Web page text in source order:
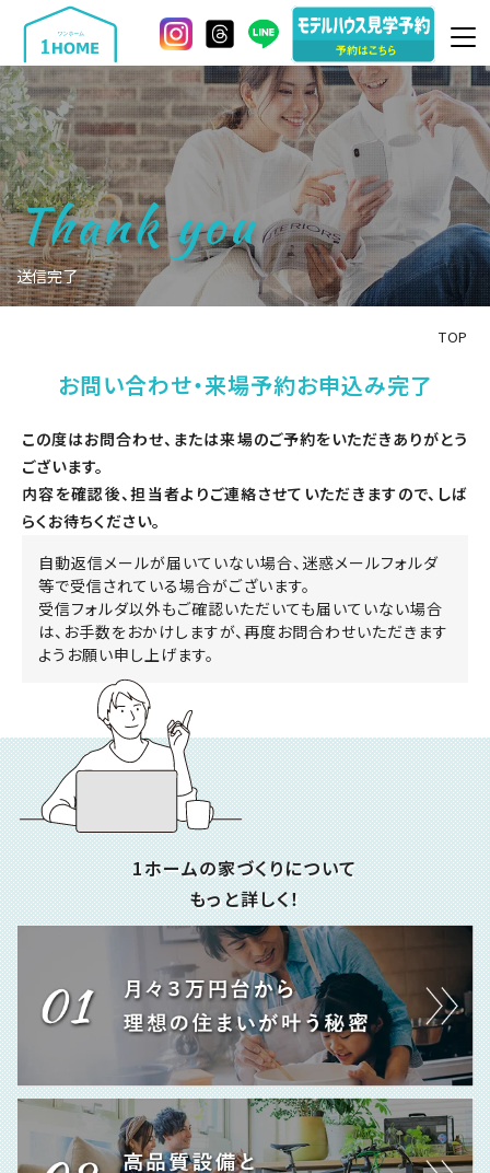
Thank you
送信完了
TOP
お問い合わせ・来場予約お申込み完了
この度はお問合わせ、または来場のご予約をいただきありがとう
ございます。
内容を確認後、担当者よりご連絡させていただきますので、しば
らくお待ちください。
自動返信メールが届いていない場合、迷惑メールフォルダ
等で受信されている場合がございます。
受信フォルダ以外もご確認いただいても届いていない場合
は、お手数をおかけしますが、再度お問合わせいただきます
ようお願い申し上げます。
1ホームの家づくりについて
もっと詳しく！